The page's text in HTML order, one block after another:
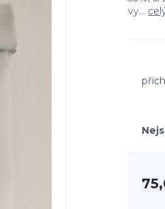
vy...